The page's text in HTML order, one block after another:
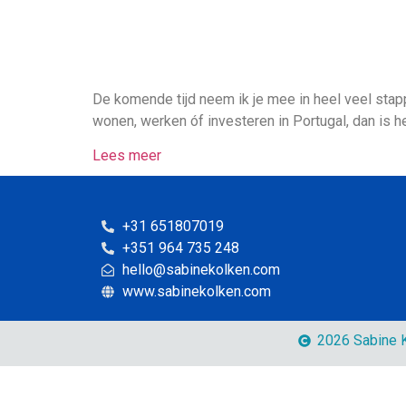
De komende tijd neem ik je mee in heel veel
wonen, werken óf investeren in Portugal, dan is
Lees meer
+31 651807019
+351 964 735 248
hello@sabinekolken.com
www.sabinekolken.com
2026 Sabine